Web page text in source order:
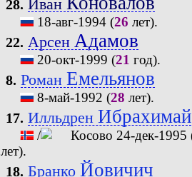
28. Иван
18-авг-1994(26 лет).
22. Арсен Адамов
20-окт-1999 (21 год).
8. Роман Емельянов
8-май-1992 (28 лет).
17. Илльдрен Ибрахимай
/ 24-дек-1995
лет).
18. Бранко Йовичич